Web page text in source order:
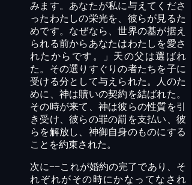
みます。あなたが私に与えてくださ
ったわたしの栄光を、彼らが見るた
めです。なぜなら、世界の基が据え
られる前からあなたはわたしを愛さ
れたからです。」天の父は選ばれ
た。その選りすぐりの者たちを子に
受ける分として与えられた。人のた
めに、神は贖いの契約を結ばれた。
その時が来て、神は彼らの性質を引
き受け、彼らの罪の罰を支払い、彼
らを解放し、神御自身のものにする
ことを約束された。
次に−−これが婚約の完了であり、そ
れぞれがその時にかなってなされ